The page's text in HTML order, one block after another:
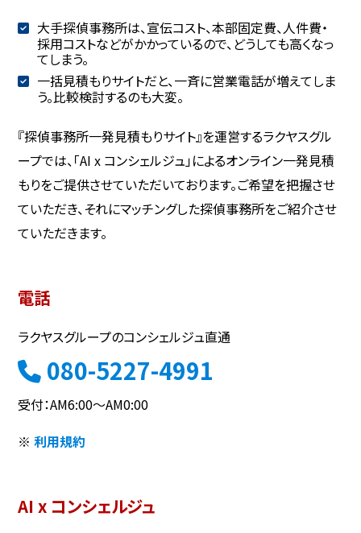
大手探偵事務所は、宣伝コスト、本部固定費、人件費・
採用コストなどがかかっているので、どうしても高くなっ
てしまう。
一括見積もりサイトだと、一斉に営業電話が増えてしま
う。比較検討するのも大変。
『探偵事務所一発見積もりサイト』を運営するラクヤスグル
ープでは、「AI x コンシェルジュ」によるオンライン一発見積
もりをご提供させていただいております。ご希望を把握させ
ていただき、それにマッチングした探偵事務所をご紹介させ
ていただきます。
電話
ラクヤスグループのコンシェルジュ直通
080-5227-4991
受付：AM6:00～AM0:00
※利用規約
AI x コンシェルジュ